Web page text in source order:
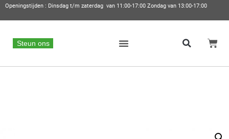
Openingstijden : Dinsdag t/m zaterdag van 11:00-17:00 Zondag van 13:00-17:00
Steun ons